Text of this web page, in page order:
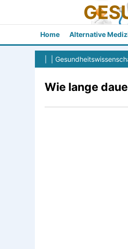
Home Alternative
Wie lange